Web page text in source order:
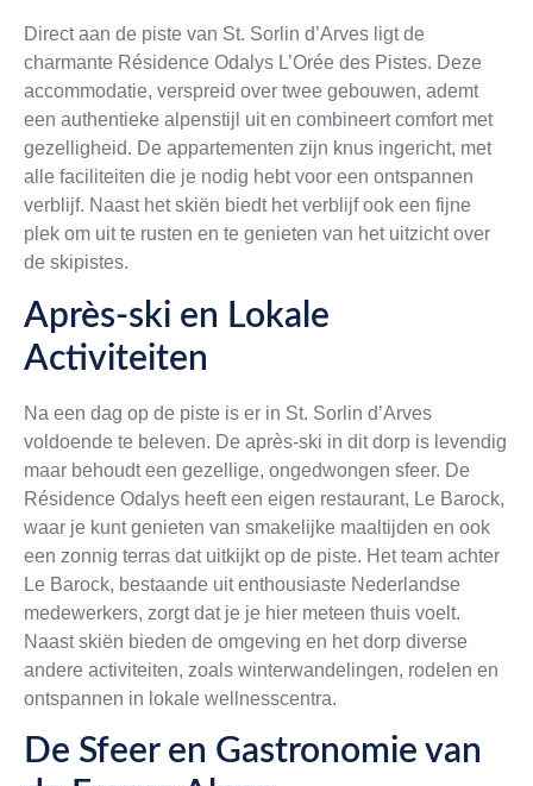
Direct aan de piste van St. Sorlin d’Arves ligt de
charmante Résidence Odalys L’Orée des Pistes. Deze
accommodatie, verspreid over twee gebouwen, ademt
een authentieke alpenstijl uit en combineert comfort met
gezelligheid. De appartementen zijn knus ingericht, met
alle faciliteiten die je nodig hebt voor een ontspannen
verblijf. Naast het skiën biedt het verblijf ook een fijne
plek om uit te rusten en te genieten van het uitzicht over
de skipistes.
Après-ski en Lokale
Activiteiten
Na een dag op de piste is er in St. Sorlin d’Arves
voldoende te beleven. De après-ski in dit dorp is levendig
maar behoudt een gezellige, ongedwongen sfeer. De
Résidence Odalys heeft een eigen restaurant, Le Barock,
waar je kunt genieten van smakelijke maaltijden en ook
een zonnig terras dat uitkijkt op de piste. Het team achter
Le Barock, bestaande uit enthousiaste Nederlandse
medewerkers, zorgt dat je je hier meteen thuis voelt.
Naast skiën bieden de omgeving en het dorp diverse
andere activiteiten, zoals winterwandelingen, rodelen en
ontspannen in lokale wellnesscentra.
De Sfeer en Gastronomie van